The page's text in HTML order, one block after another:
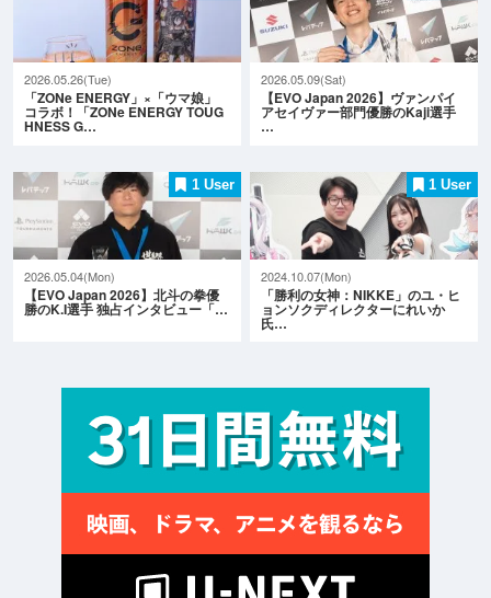
2026.05.26(Tue)
「ZONe ENERGY」×「ウマ娘」
コラボ！「ZONe ENERGY TOUG
HNESS G…
2026.05.09(Sat)
【EVO Japan 2026】ヴァンパイ
アセイヴァー部門優勝のKaji選手
…
1 User
2026.05.04(Mon)
【EVO Japan 2026】北斗の拳優
勝のK.I選手 独占インタビュー「…
1 User
2024.10.07(Mon)
「勝利の女神：NIKKE」のユ・ヒ
ョンソクディレクターにれいか
氏…